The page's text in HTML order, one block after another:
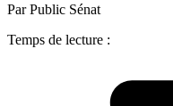
Par Public Sénat
Temps de lecture :